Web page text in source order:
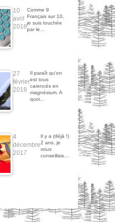
10
avril
2018
Comme 9
Français sur 10,
je suis touchée
par le…
27
février
2018
Il paraît qu'on
est tous
carencés en
magnésium. A
quoi…
4
décembre
2017
Il y a (déjà !)
2 ans, je
vous
conseillais…